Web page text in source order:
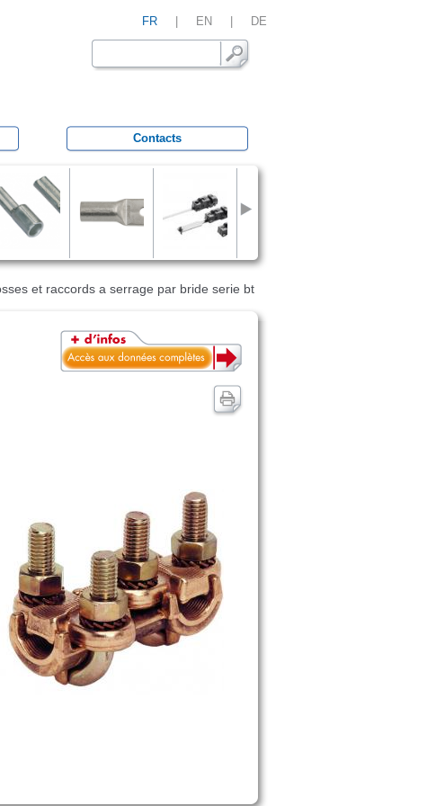
FR EN DE
Contacts
et raccords a serrage par bride serie bt